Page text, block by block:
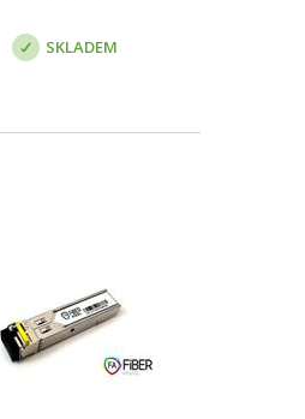
SKLADEM